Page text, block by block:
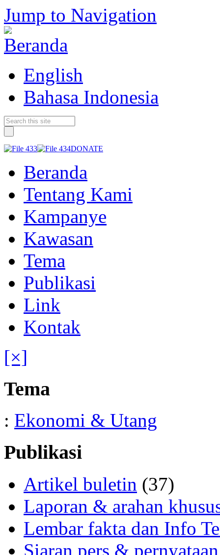
Jump to Navigation
English
Bahasa Indonesia
DONATE
Beranda
Tentang Kami
Kampanye
Kawasan
Tema
Publikasi
Link
Kontak
[×]
Tema
: Ekonomi & Utang
Publikasi
Artikel buletin (37)
Laporan & arahan
Lembar fakta dan Info
Siaran pers &